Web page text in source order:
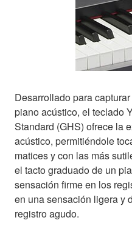
Desarrollado para
piano acústico, el teclado
Standard (GHS) ofrece la
acústico, permitiéndole
matices y con las más
el tacto graduado de un
sensación firme en los
en una sensación ligera y
registro agudo.